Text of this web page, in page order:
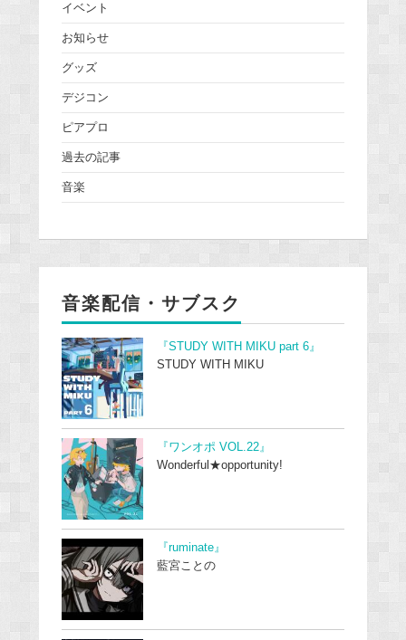
イベント
お知らせ
グッズ
デジコン
ピアプロ
過去の記事
音楽
音楽配信・サブスク
『STUDY WITH MIKU part 6』
STUDY WITH MIKU
『ワンオポ VOL.22』
Wonderful★opportunity!
『ruminate』
藍宮ことの